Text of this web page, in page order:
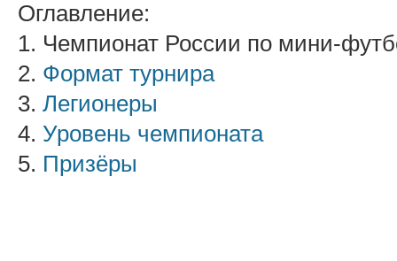
Оглавление:
1. Чемпионат России по мини-
2. Формат турнира
3. Легионеры
4. Уровень чемпионата
5. Призёры